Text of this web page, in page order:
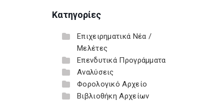
Κατηγορίες
Επιχειρηματικά Νέα /
Μελέτες
Επενδυτικά Προγράμματα
Αναλύσεις
Φορολογικό Αρχείο
Βιβλιοθήκη Αρχείων